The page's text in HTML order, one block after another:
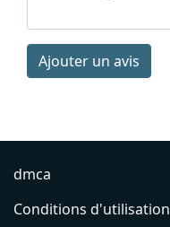
Ajouter un avis
dmca
Conditions d'utilisation